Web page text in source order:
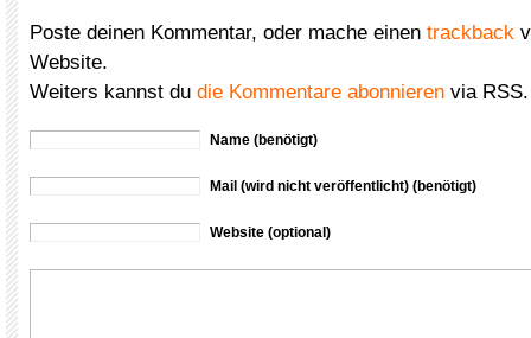
Poste deinen Kommentar, oder mache einen trackback
Website.
Weiters kannst du die Kommentare abonnieren via RSS.
Name (benötigt)
Mail (wird nicht veröffentlicht) (benötigt)
Website (optional)